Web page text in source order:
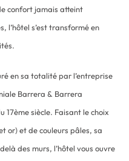
confort jamais atteint
l’hôtel s’est transformé en
en sa totalité par l’entreprise
Barrera & Barrera
17ème siècle. Faisant le choix
or) et de couleurs pâles, sa
des murs, l’hôtel vous ouvre